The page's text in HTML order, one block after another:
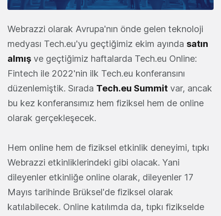
Webrazzi olarak Avrupa'nın önde gelen teknoloji
medyası Tech.eu'yu geçtiğimiz ekim ayında satın
almış ve geçtiğimiz haftalarda Tech.eu Online:
Fintech ile 2022'nin ilk Tech.eu konferansını
düzenlemiştik. Sırada Tech.eu Summit var, ancak
bu kez konferansımız hem fiziksel hem de online
olarak gerçekleşecek.
Hem online hem de fiziksel etkinlik deneyimi, tıpkı
Webrazzi etkinliklerindeki gibi olacak. Yani
dileyenler etkinliğe online olarak, dileyenler 17
Mayıs tarihinde Brüksel'de fiziksel olarak
katılabilecek. Online katılımda da, tıpkı fizikselde